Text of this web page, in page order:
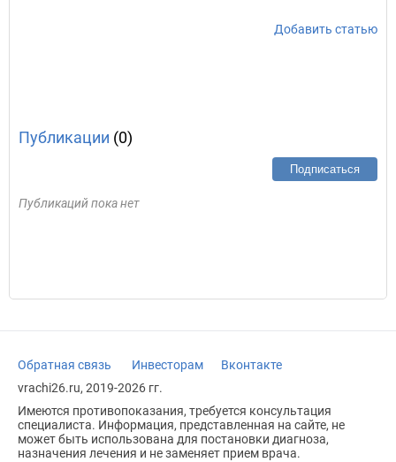
Добавить статью
Публикации (0)
Подписаться
Публикаций пока нет
Обратная связь Инвесторам
Вконтакте
vrachi26.ru, 2019-2026 гг.
Имеются противопоказания, требуется консультация
специалиста. Информация, представленная на сайте, не
может быть использована для постановки диагноза,
назначения лечения и не заменяет прием врача.